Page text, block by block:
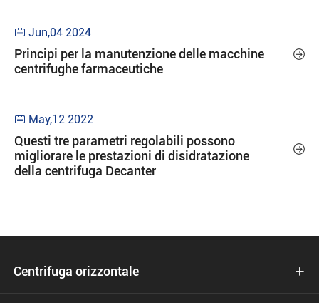
 Jun,04 2024
Principi per la manutenzione delle macchine
centrifughe farmaceutiche

 May,12 2022
Questi tre parametri regolabili possono
migliorare le prestazioni di disidratazione
della centrifuga Decanter

Centrifuga orizzontale 